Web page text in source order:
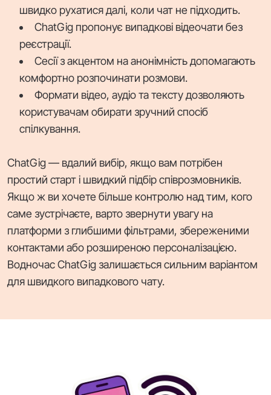
швидко рухатися далі, коли чат не підходить.
ChatGig пропонує випадкові відеочати без
реєстрації.
Сесії з акцентом на анонімність допомагають
комфортно розпочинати розмови.
Формати відео, аудіо та тексту дозволяють
користувачам обирати зручний спосіб
спілкування.
ChatGig — вдалий вибір, якщо вам потрібен
простий старт і швидкий підбір співрозмовників.
Якщо ж ви хочете більше контролю над тим, кого
саме зустрічаєте, варто звернути увагу на
платформи з глибшими фільтрами, збереженими
контактами або розширеною персоналізацією.
Водночас ChatGig залишається сильним варіантом
для швидкого випадкового чату.